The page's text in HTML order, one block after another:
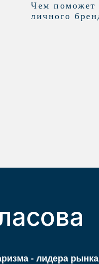
Чем поможет
личного
- лидера